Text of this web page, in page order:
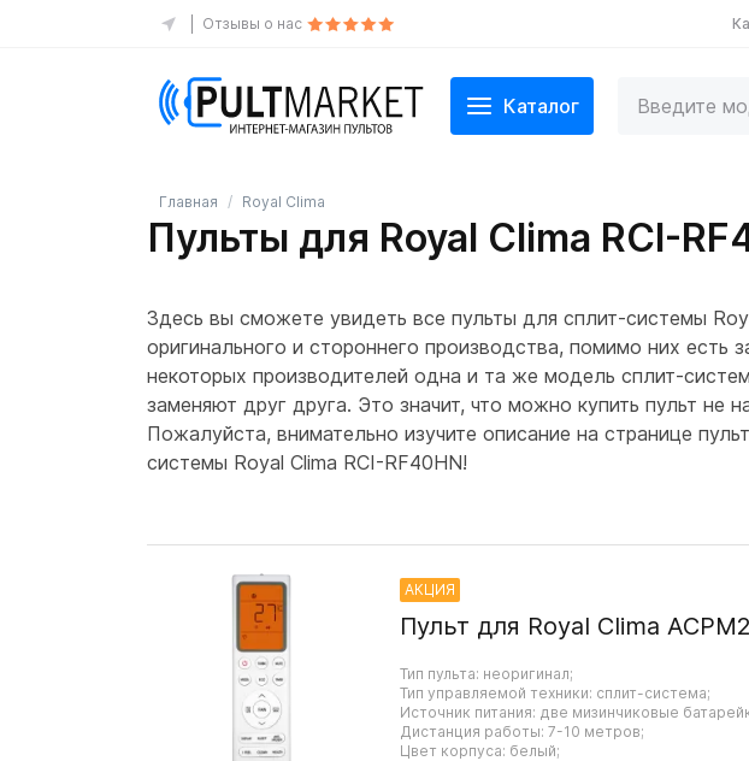
Отзывы о нас
Каталог
Главная Royal Clima
Пульты для Royal Clima RCI-
Здесь вы сможете увидеть все пульты для сплит-системы
оригинального и стороннего производства, помимо них
некоторых производителей одна и та же модель сплит-
заменяют друг друга. Это значит, что можно купить пульт
Пожалуйста, внимательно изучите описание на странице
системы Royal Clima RCI-RF40HN!
АКЦИЯ
Пульт для Royal Clima
Тип пульта: неоригинал;
Тип управляемой техники: сплит-система;
Источник питания: две мизинчиковые
Дистанция работы: 7-10 метров;
Цвет корпуса: белый;